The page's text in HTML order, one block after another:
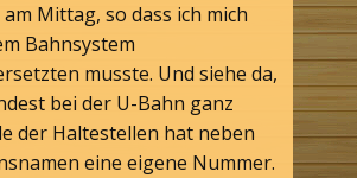
Mittag, so dass ich mich
Bahnsystem
musste. Und siehe da,
bei der U-Bahn ganz
der Haltestellen hat neben
eine eigene Nummer.